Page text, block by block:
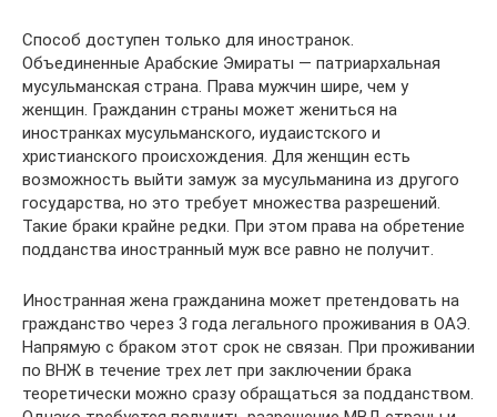
Способ доступен только для иностранок.
Объединенные Арабские Эмираты — патриархальная
мусульманская страна. Права мужчин шире, чем у
женщин. Гражданин страны может жениться на
иностранках мусульманского, иудаистского и
христианского происхождения. Для женщин есть
возможность выйти замуж за мусульманина из другого
государства, но это требует множества разрешений.
Такие браки крайне редки. При этом права на обретение
подданства иностранный муж все равно не получит.
Иностранная жена гражданина может претендовать на
гражданство через 3 года легального проживания в ОАЭ.
Напрямую с браком этот срок не связан. При проживании
по ВНЖ в течение трех лет при заключении брака
теоретически можно сразу обращаться за подданством.